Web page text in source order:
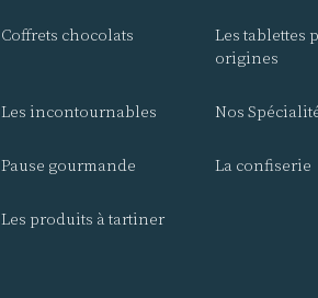
Coffrets chocolats
Les tablettes
origines
Les incontournables Nos
Pause gourmande La confiserie
Les produits à tartiner